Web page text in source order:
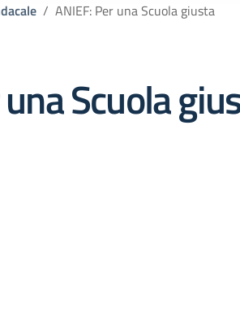
ANIEF: Per una Scuola giusta
Scuola